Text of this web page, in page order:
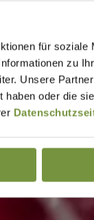
für soziale
zu
Unsere
oder die